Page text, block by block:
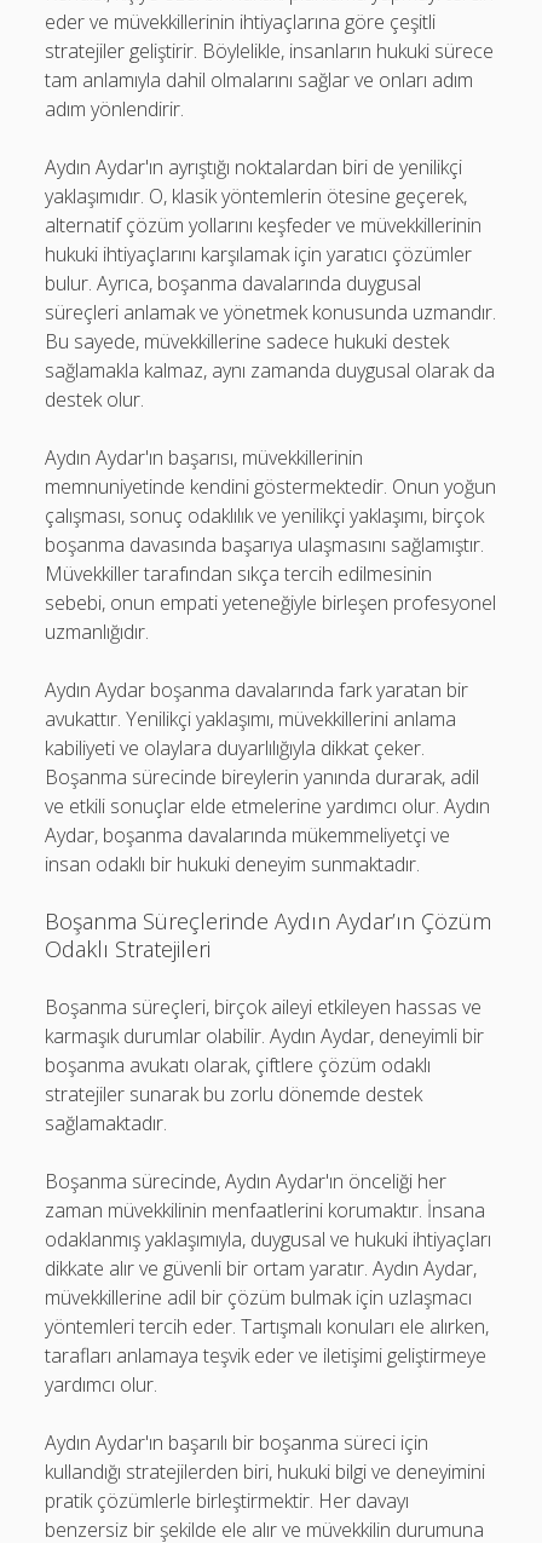
eder ve müvekkillerinin ihtiyaçlarına göre çeşitli
stratejiler geliştirir. Böylelikle, insanların hukuki sürece
tam anlamıyla dahil olmalarını sağlar ve onları adım
adım yönlendirir.
Aydın Aydar'ın ayrıştığı noktalardan biri de yenilikçi
yaklaşımıdır. O, klasik yöntemlerin ötesine geçerek,
alternatif çözüm yollarını keşfeder ve müvekkillerinin
hukuki ihtiyaçlarını karşılamak için yaratıcı çözümler
bulur. Ayrıca, boşanma davalarında duygusal
süreçleri anlamak ve yönetmek konusunda uzmandır.
Bu sayede, müvekkillerine sadece hukuki destek
sağlamakla kalmaz, aynı zamanda duygusal olarak da
destek olur.
Aydın Aydar'ın başarısı, müvekkillerinin
memnuniyetinde kendini göstermektedir. Onun yoğun
çalışması, sonuç odaklılık ve yenilikçi yaklaşımı, birçok
boşanma davasında başarıya ulaşmasını sağlamıştır.
Müvekkiller tarafından sıkça tercih edilmesinin
sebebi, onun empati yeteneğiyle birleşen profesyonel
uzmanlığıdır.
Aydın Aydar boşanma davalarında fark yaratan bir
avukattır. Yenilikçi yaklaşımı, müvekkillerini anlama
kabiliyeti ve olaylara duyarlılığıyla dikkat çeker.
Boşanma sürecinde bireylerin yanında durarak, adil
ve etkili sonuçlar elde etmelerine yardımcı olur. Aydın
Aydar, boşanma davalarında mükemmeliyetçi ve
insan odaklı bir hukuki deneyim sunmaktadır.
Boşanma Süreçlerinde Aydın Aydar’ın Çözüm
Odaklı Stratejileri
Boşanma süreçleri, birçok aileyi etkileyen hassas ve
karmaşık durumlar olabilir. Aydın Aydar, deneyimli bir
boşanma avukatı olarak, çiftlere çözüm odaklı
stratejiler sunarak bu zorlu dönemde destek
sağlamaktadır.
Boşanma sürecinde, Aydın Aydar'ın önceliği her
zaman müvekkilinin menfaatlerini korumaktır. İnsana
odaklanmış yaklaşımıyla, duygusal ve hukuki ihtiyaçları
dikkate alır ve güvenli bir ortam yaratır. Aydın Aydar,
müvekkillerine adil bir çözüm bulmak için uzlaşmacı
yöntemleri tercih eder. Tartışmalı konuları ele alırken,
tarafları anlamaya teşvik eder ve iletişimi geliştirmeye
yardımcı olur.
Aydın Aydar'ın başarılı bir boşanma süreci için
kullandığı stratejilerden biri, hukuki bilgi ve deneyimini
pratik çözümlerle birleştirmektir. Her davayı
benzersiz bir şekilde ele alır ve müvekkilin durumuna